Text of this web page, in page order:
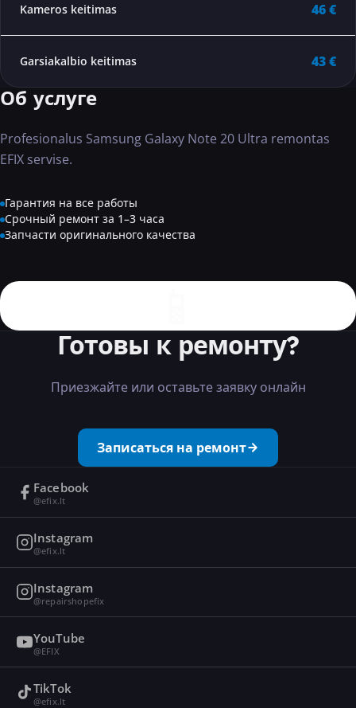
Kameros keitimas 46 €
Garsiakalbio keitimas 43 €
Об услуге
Profesionalus Samsung Galaxy Note 20 Ultra remontas
EFIX servise.
Гарантия на все работы
Срочный ремонт за 1–3 часа
Запчасти оригинального качества
Готовы к ремонту?
Приезжайте или оставьте заявку онлайн
Записаться на ремонт
Facebook
@efix.lt
Instagram
@efix.lt
Instagram
@repairshopefix
YouTube
@EFIX
TikTok
@efix.lt